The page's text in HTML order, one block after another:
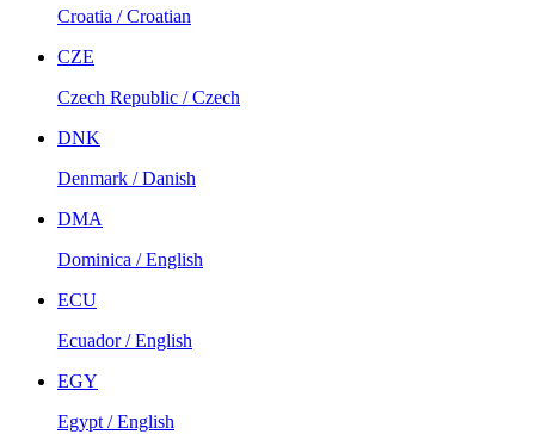
Croatia / Croatian
CZE
Czech Republic / Czech
DNK
Denmark / Danish
DMA
Dominica / English
ECU
Ecuador / English
EGY
Egypt / English